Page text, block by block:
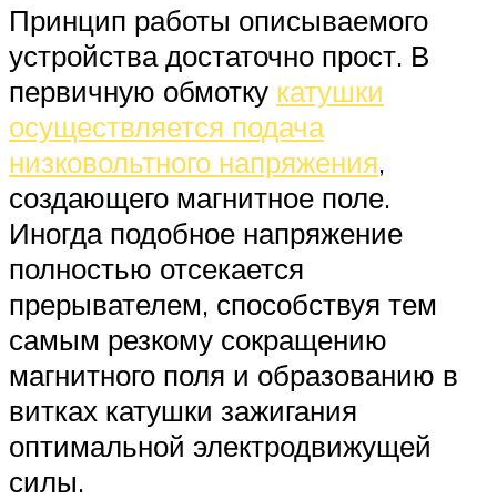
Принцип работы описываемого
устройства достаточно прост. В
первичную обмотку катушки
осуществляется подача
низковольтного напряжения,
создающего магнитное поле.
Иногда подобное напряжение
полностью отсекается
прерывателем, способствуя тем
самым резкому сокращению
магнитного поля и образованию в
витках катушки зажигания
оптимальной электродвижущей
силы.